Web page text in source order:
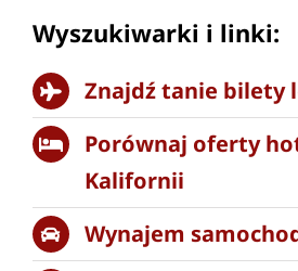
Wyszukiwarki i linki:
Znajdź tanie bilety
Porównaj oferty
Kalifornii
Wynajem